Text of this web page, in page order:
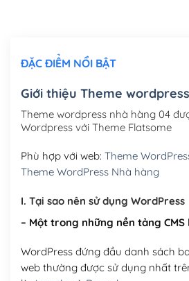
Mua thêm Host + Tên miền
Tên miền Việt Nam .vn (1 năm)
Hosting 3GB SSD (1 năm)
Hosting 5GB SSD (1 năm)
Hosting 8GB SSD (1 năm)
ĐẶC ĐIỂM NỔI BẬT
Giới thiệu Theme
Theme wordpress nhà hàng 04
Wordpress với Theme Flatsome
Phù hợp với web: Theme
Theme WordPress Nhà hàng
I. Tại sao nên sử dụng WordPress
– Một trong những nền tảng
WordPress đứng đầu danh sách
web thường được sử dụng nhất